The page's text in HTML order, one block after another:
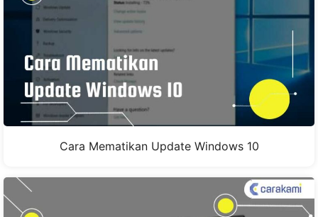
Cara Mematikan Update Windows 10